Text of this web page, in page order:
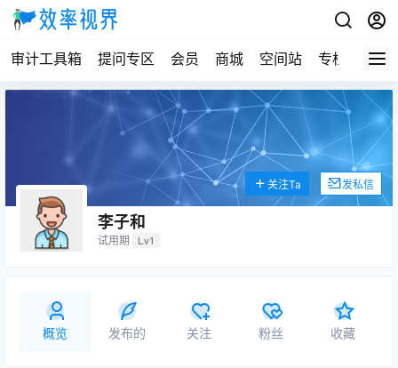
审计工具箱 提问专区 会员 商城 空间站 专栏
李子和
试用期 Lv1
关注Ta 发私信
概览 发布的 关注 粉丝 收藏